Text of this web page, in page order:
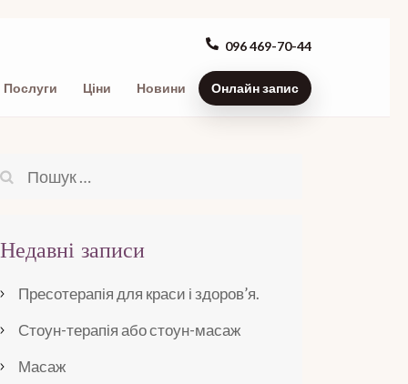
096 469-70-44
Послуги Ціни Новини Онлайн запис
Пошук:
Недавні записи
Пресотерапія для краси і здоров’я.
Стоун-терапія або стоун-масаж
Масаж